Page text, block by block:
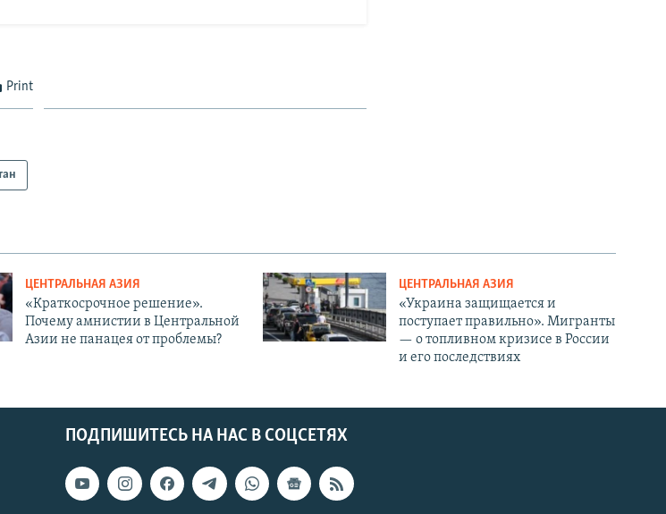
Print
ЦЕНТРАЛЬНАЯ АЗИЯ
«Краткосрочное решение».
Почему амнистии в Центральной
Азии не панацея от проблемы?
ЦЕНТРАЛЬНАЯ АЗИЯ
«Украина защищается и
поступает правильно». Мигранты
— о топливном кризисе в России
и его последствиях
ПОДПИШИТЕСЬ НА НАС В СОЦСЕТЯХ